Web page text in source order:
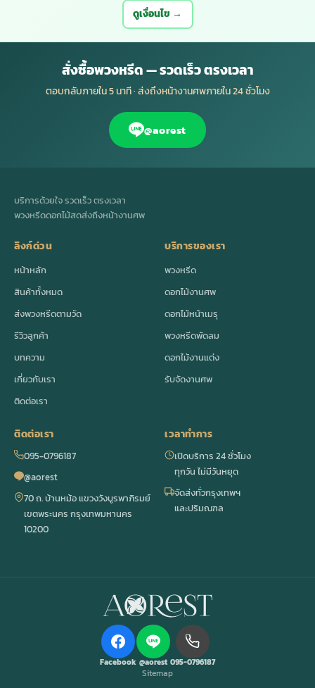
ดูเงื่อนไข →
สั่งซื้อพวงหรีด — รวดเร็ว ตรงเวลา
ตอบกลับภายใน 5 นาที · ส่งถึงหน้างานศพภายใน 24 ชั่วโมง
@aorest
บริการด้วยใจ รวดเร็ว ตรงเวลา
พวงหรีดดอกไม้สดส่งถึงหน้างานศพ
ลิงก์ด่วน
หน้าหลัก
สินค้าทั้งหมด
ส่งพวงหรีดตามวัด
รีวิวลูกค้า
บทความ
เกี่ยวกับเรา
ติดต่อเรา
บริการของเรา
พวงหรีด
ดอกไม้งานศพ
ดอกไม้หน้าเมรุ
พวงหรีดพัดลม
ดอกไม้งานแต่ง
รับจัดงานศพ
ติดต่อเรา
095-0796187
@aorest
70 ถ. บ้านหม้อ แขวงวังบูรพาภิรมย์
เขตพระนคร กรุงเทพมหานคร
10200
เวลาทำการ
เปิดบริการ 24 ชั่วโมง
ทุกวัน ไม่มีวันหยุด
จัดส่งทั่วกรุงเทพฯ
และปริมณฑล
Facebook @aorest 095-0796187
Sitemap